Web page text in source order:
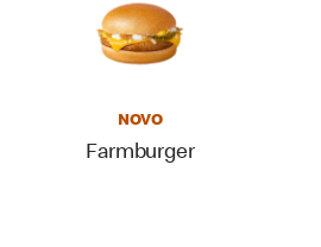
NOVO
Farmburger